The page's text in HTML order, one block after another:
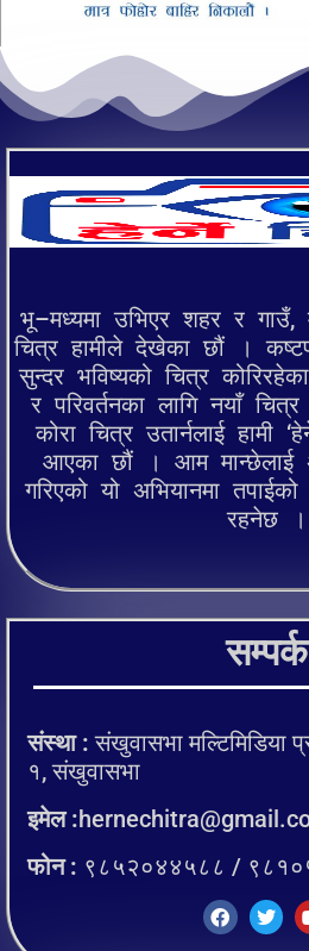
भू–मध्यमा उभिएर शहर र गाउँ,
चित्र हामीले देखेका छौं ।
सुन्दर भविष्यको चित्र
र परिवर्तनका लागि नयाँ
कोरा चित्र उतार्नलाई हामी
आएका छौं । आम मान्छेलाई
गरिएको यो अभियानमा
रहनेछ ।
सम्पर्क
संस्था : संखुवासभा
१, संखुवासभा
इमेल :
फोन : ९८५२०४४५८८ /